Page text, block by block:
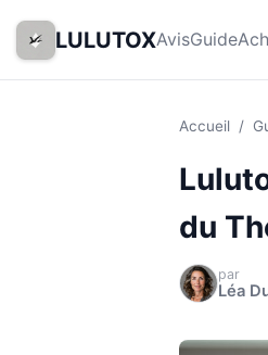
LULUTOXAvisGuide
Accueil /
du
par
Léa